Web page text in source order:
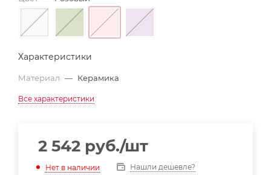
Характеристики
Материал — Керамика
Все характеристики
2 542 руб./шт
Нет в наличии Нашли дешевле?